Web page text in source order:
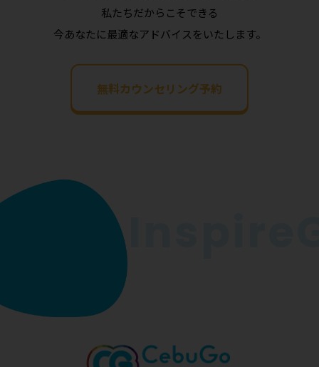
私たちだからこそできる
今あなたに最適なアドバイスをいたします。
無料カウンセリング予約